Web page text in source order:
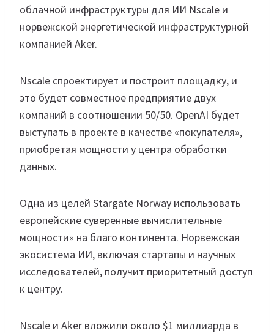
облачной инфраструктуры для ИИ Nscale и
норвежской энергетической инфраструктурной
компанией Aker.
Nscale спроектирует и построит площадку, и
это будет совместное предприятие двух
компаний в соотношении 50/50. OpenAI будет
выступать в проекте в качестве «покупателя»,
приобретая мощности у центра обработки
данных.
Одна из целей Stargate Norway использовать
европейские суверенные вычислительные
мощности» на благо континента. Норвежская
экосистема ИИ, включая стартапы и научных
исследователей, получит приоритетный доступ
к центру.
Nscale и Aker вложили около $1 миллиарда в